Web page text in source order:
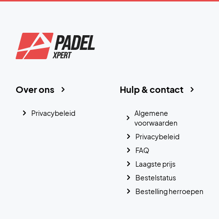
Hulp & contact
Algemene
voorwaarden
Privacybeleid
FAQ
Laagste prijs
Bestelstatus
Bestelling herroepen
Over ons
Privacybeleid